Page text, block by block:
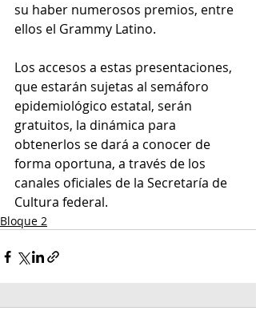
su haber numerosos premios, entre
ellos el Grammy Latino.
Los accesos a estas presentaciones,
que estarán sujetas al semáforo
epidemiológico estatal, serán
gratuitos, la dinámica para
obtenerlos se dará a conocer de
forma oportuna, a través de los
canales oficiales de la Secretaría de
Cultura federal.
Bloque 2